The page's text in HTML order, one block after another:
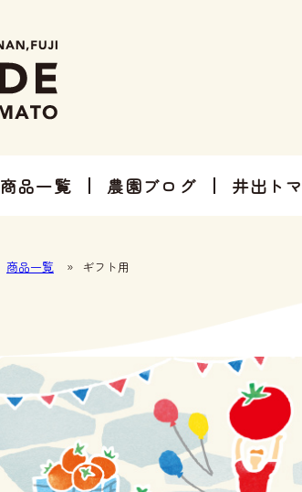
商品一覧 農園ブログ 井出ト
商品一覧 » ギフト用